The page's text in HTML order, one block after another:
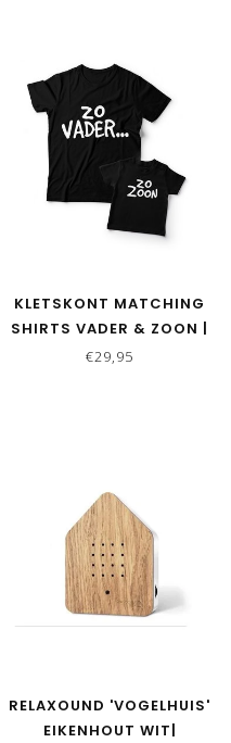
KLETSKONT MATCHING
SHIRTS VADER & ZOON |
ZO VADER ZO ZOON
€29,95
RELAXOUND 'VOGELHUIS'
EIKENHOUT WIT|